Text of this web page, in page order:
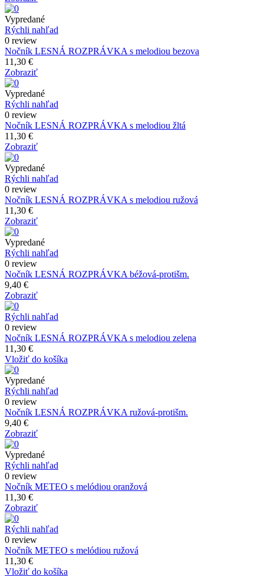
Vypredané
Rýchli nahľad
0 review
Nočník LESNÁ ROZPRÁVKA s melodiou bezova
11,30 €
Zobraziť
Vypredané
Rýchli nahľad
0 review
Nočník LESNÁ ROZPRÁVKA s melodiou žltá
11,30 €
Zobraziť
Vypredané
Rýchli nahľad
0 review
Nočník LESNÁ ROZPRÁVKA s melodiou ružová
11,30 €
Zobraziť
Vypredané
Rýchli nahľad
0 review
Nočník LESNÁ ROZPRÁVKA béžová-protišm.
9,40 €
Zobraziť
Rýchli nahľad
0 review
Nočník LESNÁ ROZPRÁVKA s melodiou zelena
11,30 €
Vložiť do košíka
Vypredané
Rýchli nahľad
0 review
Nočník LESNÁ ROZPRÁVKA ružová-protišm.
9,40 €
Zobraziť
Vypredané
Rýchli nahľad
0 review
Nočník METEO s melódiou oranžová
11,30 €
Zobraziť
Rýchli nahľad
0 review
Nočník METEO s melódiou ružová
11,30 €
Vložiť do košíka